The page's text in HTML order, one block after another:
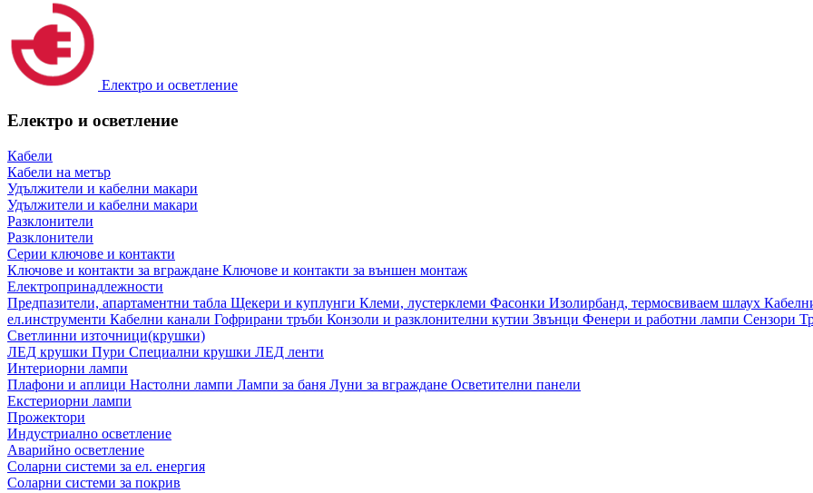
Електро и осветление
Електро и осветление
Кабели
Кабели на метър
Удължители и кабелни макари
Удължители и кабелни макари
Разклонители
Разклонители
Серии ключове и контакти
Ключове и контакти за вграждане Ключове и контакти за външен монтаж
Електропринадлежности
Предпазители, апартаментни табла Щекери и куплунги Клеми, лустерклеми Фасонки Изолирбанд, термосвиваем шлаух
ел.инструменти Кабелни канали Гофрирани тръби Конзоли и разклонителни кутии Звънци Фенери и работни лампи Сензори
Светлинни източници(крушки)
ЛЕД крушки Пури Специални крушки ЛЕД ленти
Интериорни лампи
Плафони и аплици Настолни лампи Лампи за баня Луни за вграждане Осветителни панели
Екстериорни лампи
Прожектори
Индустриално осветление
Аварийно осветление
Соларни системи за ел. енергия
Соларни системи за покрив